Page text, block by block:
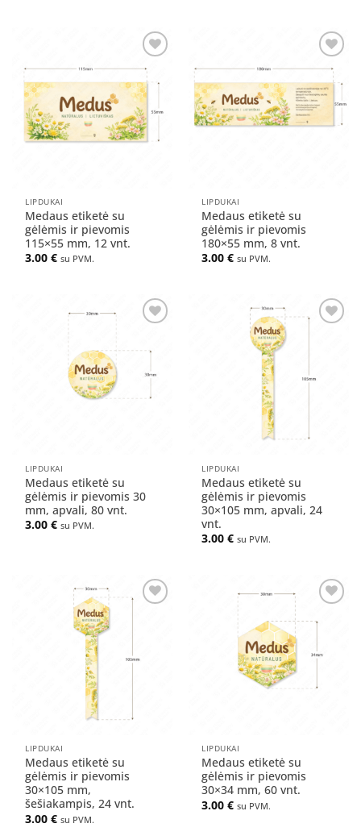
Pridėti
į norų
sąrašą
LIPDUKAI
Medaus etiketė su
gėlėmis ir pievomis
115×55 mm, 12 vnt.
3.00€ su PVM.
Pridėti
į norų
sąrašą
LIPDUKAI
Medaus etiketė su
gėlėmis ir pievomis
180×55 mm, 8 vnt.
3.00€ su PVM.
LIPDUKAI
Medaus etiketė su
gėlėmis ir pievomis 30
mm, apvali, 80 vnt.
3.00€ su PVM.
LIPDUKAI
Medaus etiketė su
gėlėmis ir pievomis
30×105 mm, apvali, 24
vnt.
3.00€ su PVM.
LIPDUKAI
Medaus etiketė su
gėlėmis ir pievomis
30×105 mm,
šešiakampis, 24 vnt.
3.00€ su PVM.
į norų
LIPDUKAI
Medaus etiketė su
gėlėmis ir pievomis
30×34 mm, 60 vnt.
3.00€ su PVM.